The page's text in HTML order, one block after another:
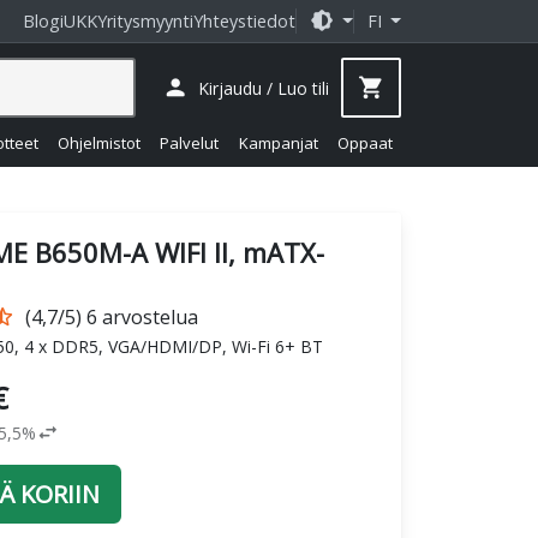
BlogiUKKYritysmyyntiYhteystiedot brightness_medium FI
Ohjelmistot Palvelut Kampanjat Oppaat
person Kirjaudu / Luo tili shopping_cart
B650M-A WIFI II, mATX-
(4,7/5) 6 arvostelua
4 x DDR5, VGA/HDMI/DP, Wi-Fi 6+ BT
swap_horiz
KORIIN